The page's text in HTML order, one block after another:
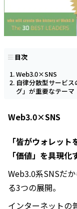
目次
Web3.0×SNS
自律分散型サービ
グ」が重要なテーマ
Web3.0×SNS
「皆がウォレッ
「価値」を具現
Web3.0系SNSだ
る3つの展開。
インターネットの